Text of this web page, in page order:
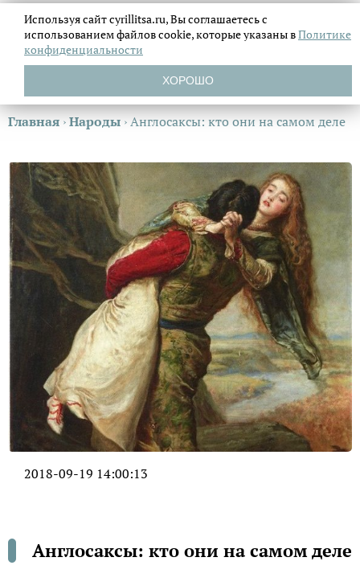
Главная ›Народы ›Англосаксы: кто они на самом деле
2018-09-19 14:00:13
Англосаксы: кто они на самом деле
Используя сайт cyrillitsa.ru, Вы соглашаетесь с
использованием файловcookie, которые указаны вПолитике
конфиденциальности
ХОРОШО